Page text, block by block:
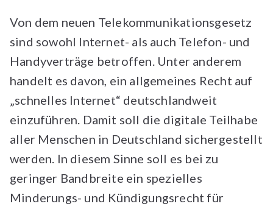
Von dem neuen Telekommunikationsgesetz
sind sowohl Internet- als auch Telefon- und
Handyverträge betroffen. Unter anderem
handelt es davon, ein allgemeines Recht auf
„schnelles Internet“ deutschlandweit
einzuführen. Damit soll die digitale Teilhabe
aller Menschen in Deutschland sichergestellt
werden. In diesem Sinne soll es bei zu
geringer Bandbreite ein spezielles
Minderungs- und Kündigungsrecht für